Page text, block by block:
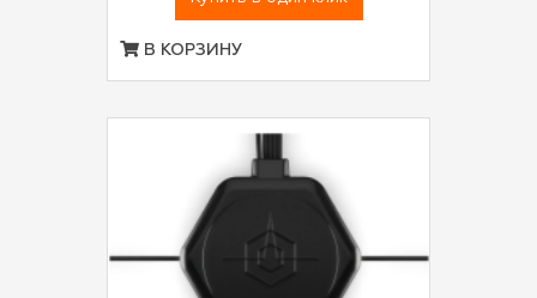
В КОРЗИНУ